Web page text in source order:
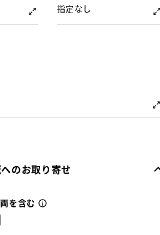
指定なし
のお取り寄せ
を含む